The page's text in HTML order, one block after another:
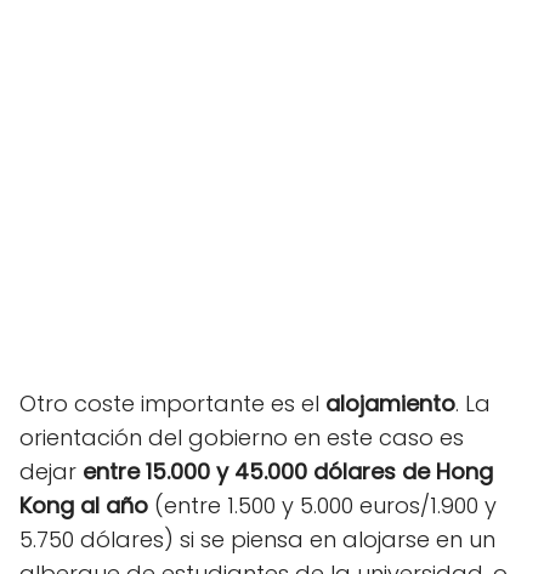
Otro coste importante es el alojamiento. La
orientación del gobierno en este caso es
dejar entre 15.000 y 45.000 dólares de Hong
Kong al año (entre 1.500 y 5.000 euros/1.900 y
5.750 dólares) si se piensa en alojarse en un